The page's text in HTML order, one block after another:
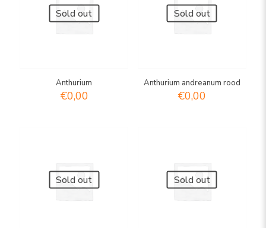
Sold out
Anthurium
€0,00
Sold out
Anthurium andreanum rood
€0,00
Sold out Sold out